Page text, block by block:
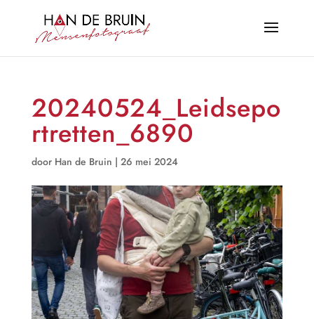
20240524_Leidsepo
rtretten_6890
door Han de Bruin | 26 mei 2024